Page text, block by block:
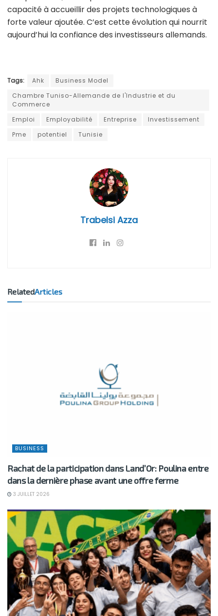
capacité à accueillir des projets technologiques à
forte valeur ajoutée. C’est cette évolution qui nourrit
aujourd’hui la confiance des investisseurs allemands.
Tags: Ahk
Business Model
Chambre Tuniso-Allemande de l'Industrie et du
Commerce
Emploi
Employabilité Entreprise
Investissement
Pme
potentiel Tunisie
Trabelsi Azza
RelatedArticles
BUSINESS
Rachat de la participation dans Land’Or: Poulina entre
dans la dernière phase avant une offre ferme
3 JUILLET 2026